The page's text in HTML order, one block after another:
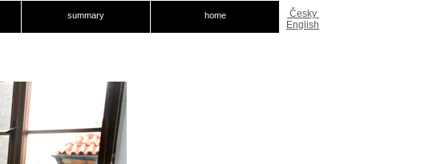
summary home
Česky
English